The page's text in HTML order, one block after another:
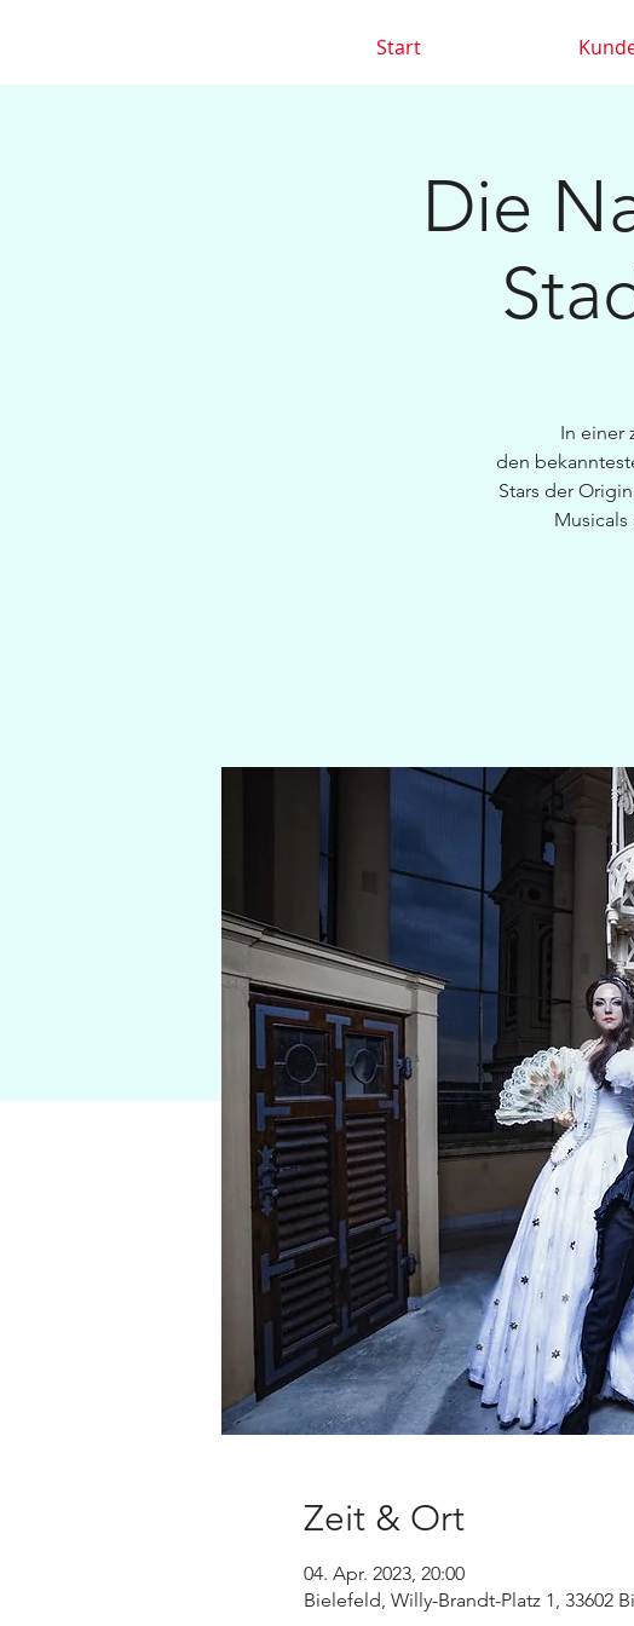
Start
Die
In einer
den
Stars der
Zeit & Ort
04. Apr. 2023, 20:00
Bielefeld, Willy-Brandt-Platz 1, 33602